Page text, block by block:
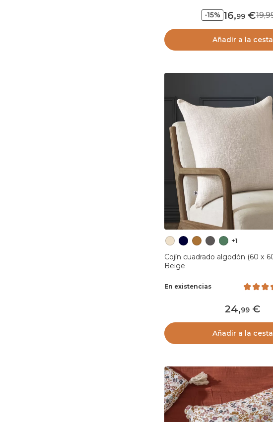
-15% 16,99
Añadir a la cesta
+1
Cojín cuadrado algodón (60 x
Beige
En existencias
24,99
Añadir a la cesta